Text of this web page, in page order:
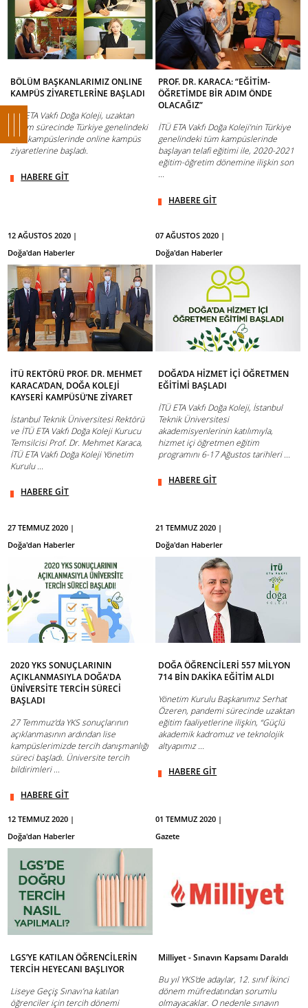
BÖLÜM BAŞKANLARIMIZ ONLINE
KAMPÜS ZİYARETLERİNE BAŞLADI
İTÜ ETA Vakfı Doğa Koleji, uzaktan
eğitim sürecinde Türkiye genelindeki
tüm kampüslerinde online kampüs
ziyaretlerine başladı.
HABERE GİT
PROF. DR. KARACA: “EĞİTİM-
ÖĞRETİMDE BİR ADIM ÖNDE
OLACAĞIZ”
İTÜ ETA Vakfı Doğa Koleji’nin Türkiye
genelindeki tüm kampüslerinde
başlayan telafi eğitimi ile, 2020-2021
eğitim-öğretim dönemine ilişkin son
...
HABERE GİT
12 AĞUSTOS 2020 |
Doğa'dan Haberler
İTÜ REKTÖRÜ PROF. DR. MEHMET
KARACA’DAN, DOĞA KOLEJİ
KAYSERİ KAMPÜSÜ’NE ZİYARET
İstanbul Teknik Üniversitesi Rektörü
ve İTÜ ETA Vakfı Doğa Koleji Kurucu
Temsilcisi Prof. Dr. Mehmet Karaca,
İTÜ ETA Vakfı Doğa Koleji Yönetim
Kurulu ...
HABERE GİT
07 AĞUSTOS 2020 |
Doğa'dan Haberler
DOĞA’DA HİZMET İÇİ ÖĞRETMEN
EĞİTİMİ BAŞLADI
İTÜ ETA Vakfı Doğa Koleji, İstanbul
Teknik Üniversitesi
akademisyenlerinin katılımıyla,
hizmet içi öğretmen eğitim
programını 6-17 Ağustos tarihleri ...
HABERE GİT
27 TEMMUZ 2020 |
Doğa'dan Haberler
2020 YKS SONUÇLARININ
AÇIKLANMASIYLA DOĞA'DA
ÜNİVERSİTE TERCİH SÜRECİ
BAŞLADI
27 Temmuz’da YKS sonuçlarının
açıklanmasının ardından lise
kampüslerimizde tercih danışmanlığı
süreci başladı. Üniversite tercih
bildirimleri ...
HABERE GİT
21 TEMMUZ 2020 |
Doğa'dan Haberler
DOĞA ÖĞRENCİLERİ 557 MİLYON
714 BİN DAKİKA EĞİTİM ALDI
Yönetim Kurulu Başkanımız Serhat
Özeren, pandemi sürecinde uzaktan
eğitim faaliyetlerine ilişkin, “Güçlü
akademik kadromuz ve teknolojik
altyapımız ...
HABERE GİT
12 TEMMUZ 2020 |
Doğa'dan Haberler
LGS’YE KATILAN ÖĞRENCİLERİN
TERCİH HEYECANI BAŞLIYOR
Liseye Geçiş Sınavı’na katılan
öğrenciler için tercih dönemi
01 TEMMUZ 2020 |
Gazete
Milliyet - Sınavın Kapsamı Daraldı
Bu yıl YKS'de adaylar, 12. sınıf İkinci
dönem müfredatından sorumlu
olmayacaklar. O nedenle sınavın